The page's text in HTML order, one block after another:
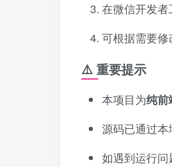
在微信开发者
可根据需要修
⚠️ 重要提示
本项目为纯前
源码已通过本
如遇到运行问